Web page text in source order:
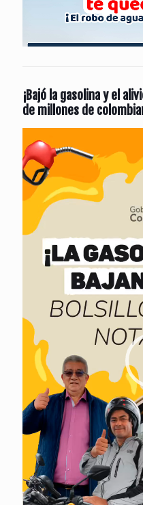
¡Bajó la gasolina y el
de millones de
de
vídeo